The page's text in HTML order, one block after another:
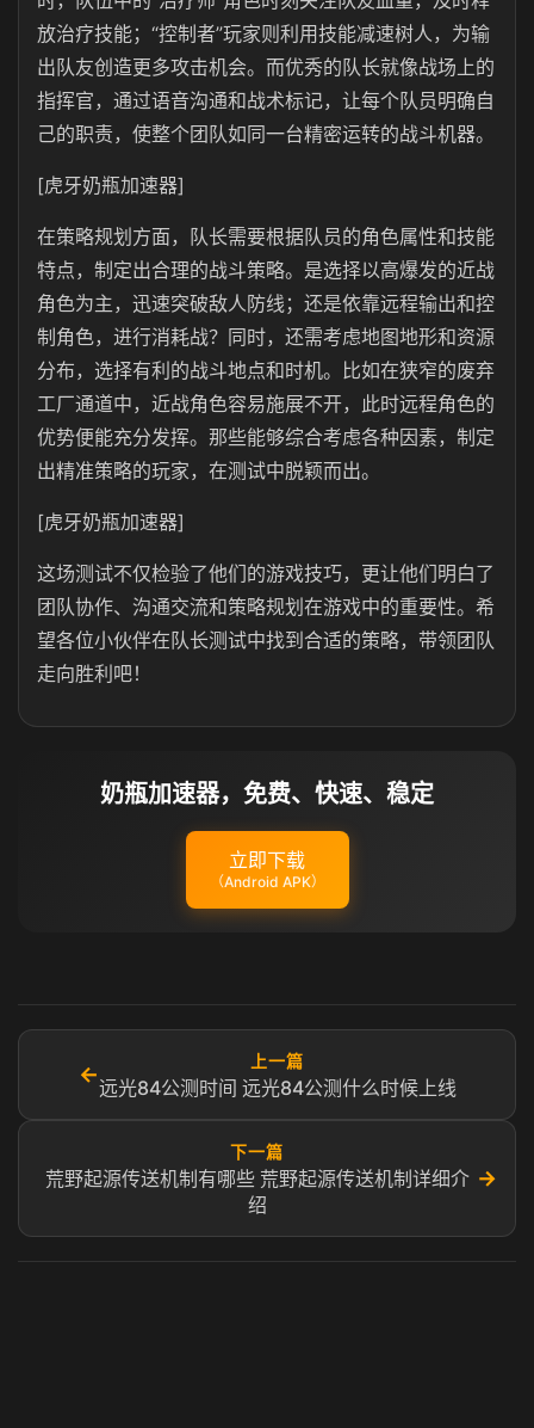
放治疗技能；“控制者”玩家则利用技能减速树人，为输
出队友创造更多攻击机会。而优秀的队长就像战场上的
指挥官，通过语音沟通和战术标记，让每个队员明确自
己的职责，使整个团队如同一台精密运转的战斗机器。
[虎牙奶瓶加速器]
在策略规划方面，队长需要根据队员的角色属性和技能
特点，制定出合理的战斗策略。是选择以高爆发的近战
角色为主，迅速突破敌人防线；还是依靠远程输出和控
制角色，进行消耗战？同时，还需考虑地图地形和资源
分布，选择有利的战斗地点和时机。比如在狭窄的废弃
工厂通道中，近战角色容易施展不开，此时远程角色的
优势便能充分发挥。那些能够综合考虑各种因素，制定
出精准策略的玩家，在测试中脱颖而出。
[虎牙奶瓶加速器]
这场测试不仅检验了他们的游戏技巧，更让他们明白了
团队协作、沟通交流和策略规划在游戏中的重要性。希
望各位小伙伴在队长测试中找到合适的策略，带领团队
走向胜利吧！
奶瓶加速器，免费、快速、稳定
立即下载
（Android APK）
←
上一篇
远光84公测时间 远光84公测什么时候上线
下一篇
荒野起源传送机制有哪些 荒野起源传送机制详细介
绍
→